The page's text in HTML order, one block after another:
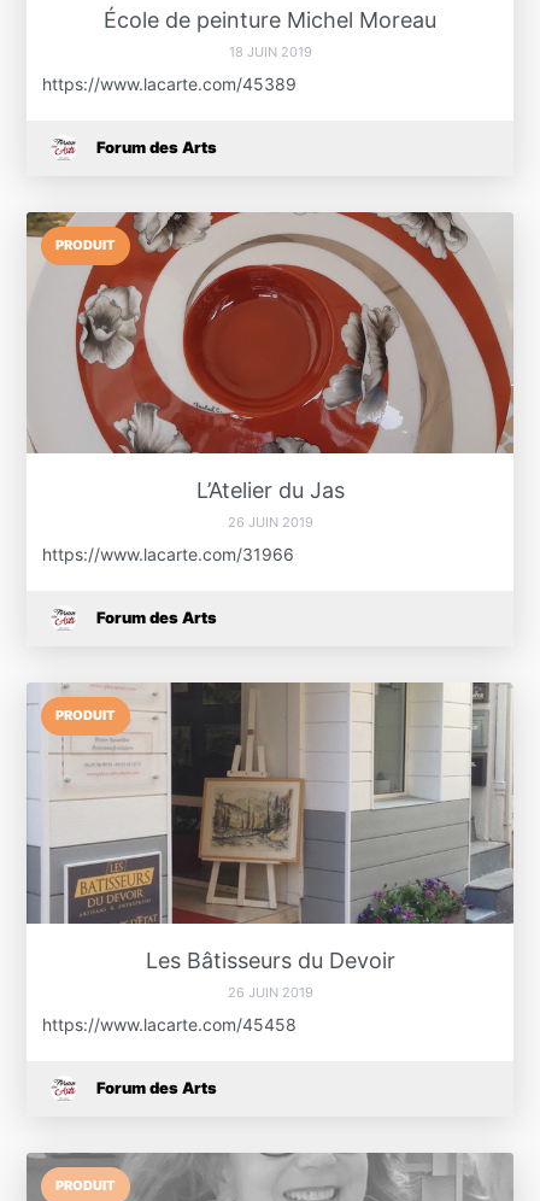
École de peinture Michel Moreau
18 JUIN 2019
https://www.lacarte.com/45389
Forum des Arts
PRODUIT
L’Atelier du Jas
26 JUIN 2019
https://www.lacarte.com/31966
Forum des Arts
PRODUIT
Les Bâtisseurs du Devoir
26 JUIN 2019
https://www.lacarte.com/45458
Forum des Arts
PRODUIT